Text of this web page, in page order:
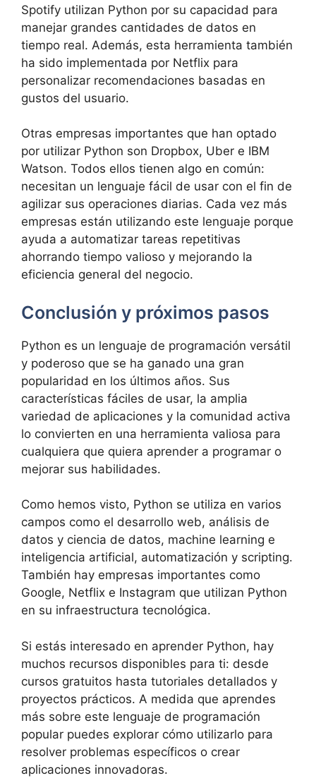
Spotify utilizan Python por su capacidad para
manejar grandes cantidades de datos en
tiempo real. Además, esta herramienta también
ha sido implementada por Netflix para
personalizar recomendaciones basadas en
gustos del usuario.
Otras empresas importantes que han optado
por utilizar Python son Dropbox, Uber e IBM
Watson. Todos ellos tienen algo en común:
necesitan un lenguaje fácil de usar con el fin de
agilizar sus operaciones diarias. Cada vez más
empresas están utilizando este lenguaje porque
ayuda a automatizar tareas repetitivas
ahorrando tiempo valioso y mejorando la
eficiencia general del negocio.
Conclusión y próximos pasos
Python es un lenguaje de programación versátil
y poderoso que se ha ganado una gran
popularidad en los últimos años. Sus
características fáciles de usar, la amplia
variedad de aplicaciones y la comunidad activa
lo convierten en una herramienta valiosa para
cualquiera que quiera aprender a programar o
mejorar sus habilidades.
Como hemos visto, Python se utiliza en varios
campos como el desarrollo web, análisis de
datos y ciencia de datos, machine learning e
inteligencia artificial, automatización y scripting.
También hay empresas importantes como
Google, Netflix e Instagram que utilizan Python
en su infraestructura tecnológica.
Si estás interesado en aprender Python, hay
muchos recursos disponibles para ti: desde
cursos gratuitos hasta tutoriales detallados y
proyectos prácticos. A medida que aprendes
más sobre este lenguaje de programación
popular puedes explorar cómo utilizarlo para
resolver problemas específicos o crear
aplicaciones innovadoras.